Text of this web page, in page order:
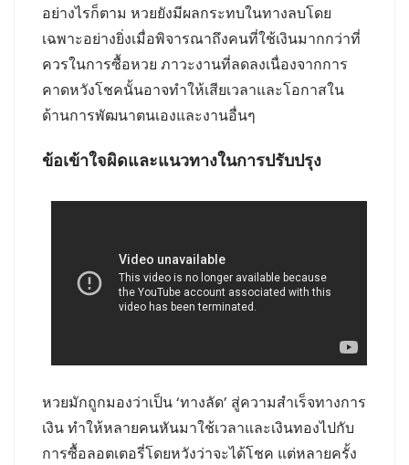
อย่างไรก็ตาม หวยยังมีผลกระทบในทางลบโดย
เฉพาะอย่างยิ่งเมื่อพิจารณาถึงคนที่ใช้เงินมากกว่าที่
ควรในการซื้อหวย ภาวะงานที่ลดลงเนื่องจากการ
คาดหวังโชคนั้นอาจทำให้เสียเวลาและโอกาสใน
ด้านการพัฒนาตนเองและงานอื่นๆ
ข้อเข้าใจผิดและแนวทางในการปรับปรุง
หวยมักถูกมองว่าเป็น ‘ทางลัด’ สู่ความสำเร็จทางการ
เงิน ทำให้หลายคนหันมาใช้เวลาและเงินทองไปกับ
การซื้อลอตเตอรี่โดยหวังว่าจะได้โชค แต่หลายครั้ง